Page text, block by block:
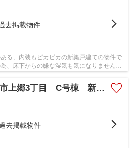
去掲載物件
る、内装もピカピカの新築戸建ての物件で
、床下からの嫌な湿気も気になりません。
丁目 C号棟 新築戸建 全4棟【仲介手数料無料】
去掲載物件